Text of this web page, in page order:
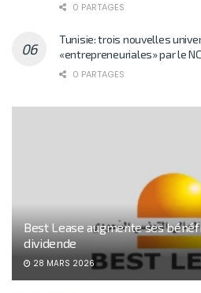
0 PARTAGES
Tunisie: trois nouvelles
«entrepreneuriales» par le
0 PARTAGES
Best Lease augmente ses
dividende
28 MARS 2026